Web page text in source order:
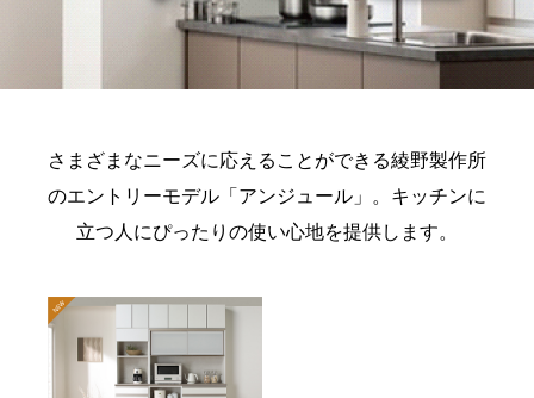
さまざまなニーズに応えることができる綾野製作所
のエントリーモデル「アンジュール」。キッチンに
立つ人にぴったりの使い心地を提供します。